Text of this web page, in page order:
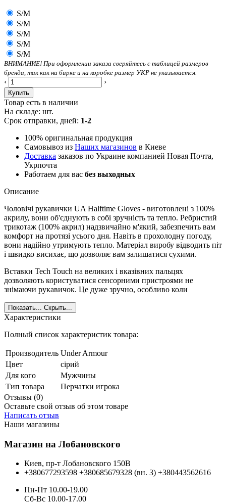
S/M
S/M
S/M
S/M
S/M
ВНИМАНИЕ! При оформлении заказа сверяйтесь с таблицей размеров
бренда, так как на бирке и на коробке размер УКР не указывается.
‹ ›
Купить
Товар есть в наличии
На складе: шт.
Срок отправки, дней: 1-2
100% оригинальная продукция
Самовывоз из Наших магазинов в Киеве
Доставка заказов по Украине компанией Новая Почта,
Укрпочта
Работаем для вас без выходных
Описание
Чоловічі рукавички UA Halftime Glоves - виготовлені з 100%
акрилу, вони об'єднують в собі зручність та тепло. Ребристий
трикотаж (100% акрил) надзвичайно м'який, забезпечить вам
комфорт на протязі усього дня. Навіть в прохолодну погоду,
вони надійно утримують тепло. Матеріал виробу відводить піт
і швидко висихає, що дозволяє вам залишатися сухими.
Вставки Tech Touch на великих і вказівних пальцях
дозволяють користуватися сенсорними пристроями не
знімаючи рукавичок. Це дуже зручно, особливо коли
Показать... Скрыть...
Характеристики
Полный список характеристик товара:
Производитель Under Armour
Цвет
сірий
Для кого
Мужчины
Тип товара
Перчатки игрока
Отзывы (0)
Оставьте свой отзыв об этом товаре
Написать отзыв
Наши магазины
Магазин на Лобановского
Киев, пр-т Лобановского 150В
+380677293598 +380685679328 (вн. 3) +380443562616
Пн-Пт 10.00-19.00
Cб-Вс 10.00-17.00